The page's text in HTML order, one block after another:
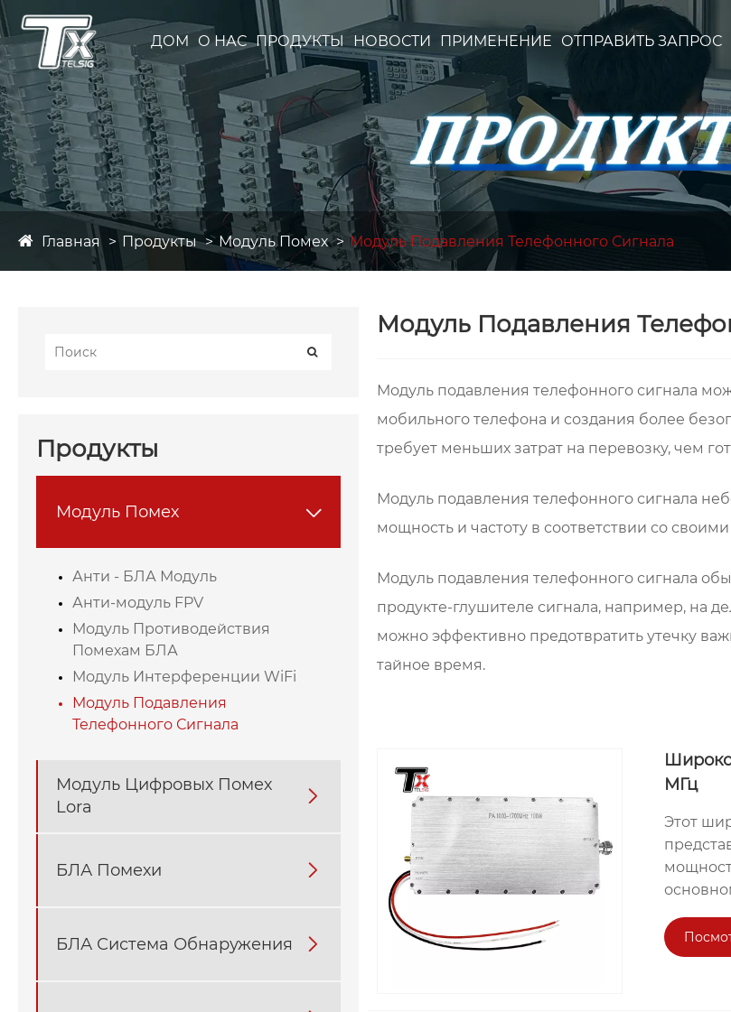
ДОМ О НАС ПРОДУКТЫ НОВОСТИ ПРИМЕНЕНИЕ ОТПРАВИТЬ ЗАПРОС
Главная Продукты Модуль Помех Модуль Подавления Телефонного Сигнала
Продукты
Модуль Помех 
Анти - БЛА Модуль
Анти-модуль FPV
Модуль Противодействия
Помехам БЛА
Модуль Интерференции WiFi
Модуль Подавления
Телефонного Сигнала
Модуль Цифровых Помех
Lora

БЛА Помехи 
БЛА Система Обнаружения 
Модуль Подавления
Модуль подавления телефонного сигнала
мобильного телефона и создания более
требует меньших затрат на перевозку, чем
Модуль подавления телефонного сигнала
мощность и частоту в соответствии со
Модуль подавления телефонного сигнала
продукте-глушителе сигнала, например, на
можно эффективно предотвратить утечку
тайное время.
МГц
Этот
помех